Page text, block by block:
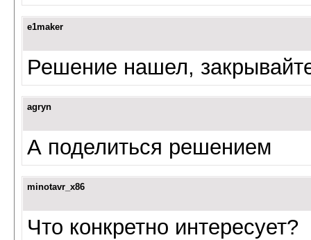
e1maker
Решение нашел,
agryn
А поделиться решением
minotavr_x86
Что конкретно интересует?